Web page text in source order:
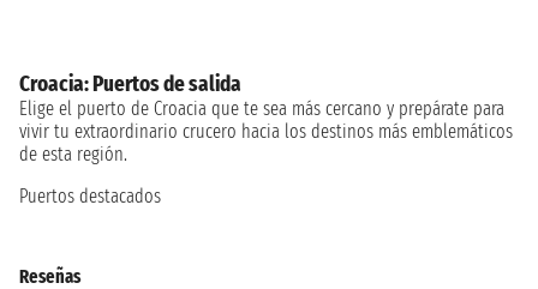
Croacia: Puertos de salida
Elige el puerto de Croacia que te sea más cercano y prepárate para
vivir tu extraordinario crucero hacia los destinos más emblemáticos
de esta región.
Puertos destacados
Reseñas